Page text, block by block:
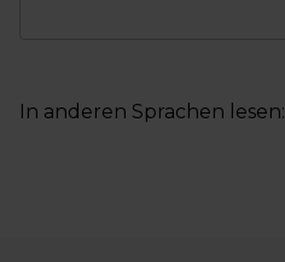
In anderen Sprachen lesen: